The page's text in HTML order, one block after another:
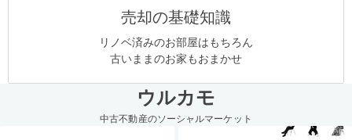
売却の基礎知識
リノベ済みのお部屋はもちろん
古いままのお家もおまかせ
ウルカモ
中古不動産のソーシャルマーケット